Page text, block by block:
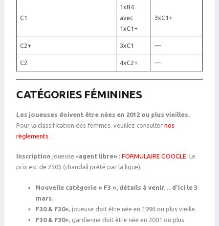
C1
1xB4
avec
1xC1+
3xC1+
C2+ 3xC1 —
C2 4xC2+ —
CATÉGORIES FÉMININES
Les joueuses doivent être nées en 2012 ou plus vieilles.
Pour la classification des femmes, veuillez consulter nos
règlements.
Inscription joueuse «agent libre» : FORMULAIRE GOOGLE. Le
prix est de 250$ (chandail prêté par la ligue).
Nouvelle catégorie « F3 », détails à venir… d’ici le 3
mars.
F30 & F30+, joueuse doit être née en 1996 ou plus vieille.
F30 & F30+, gardienne doit être née en 2001 ou plus